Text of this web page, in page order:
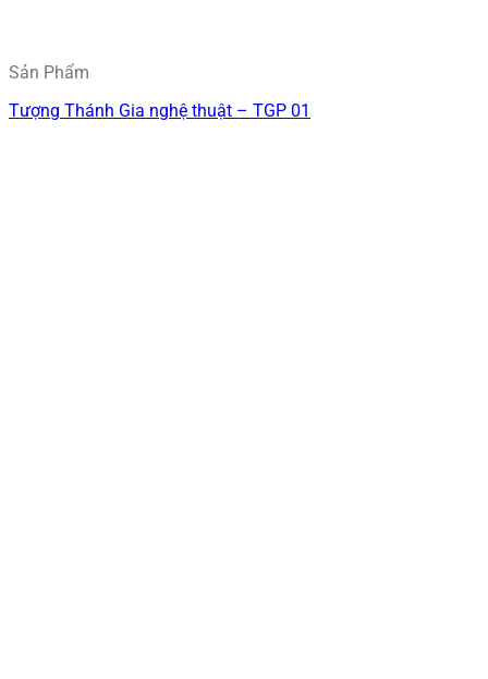
Sản Phẩm
Tượng Thánh Gia nghệ thuật – TGP 01